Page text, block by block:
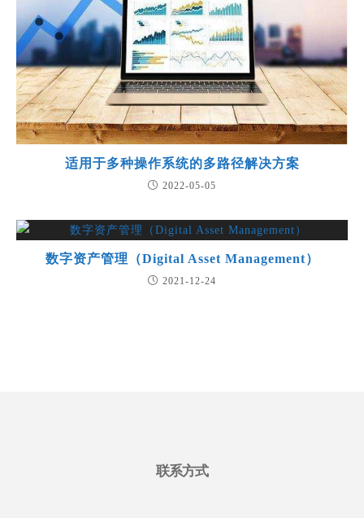
适用于多种操作系统的多路径解决方案
2022-05-05
数字资产管理（Digital Asset Management）
2021-12-24
联系方式